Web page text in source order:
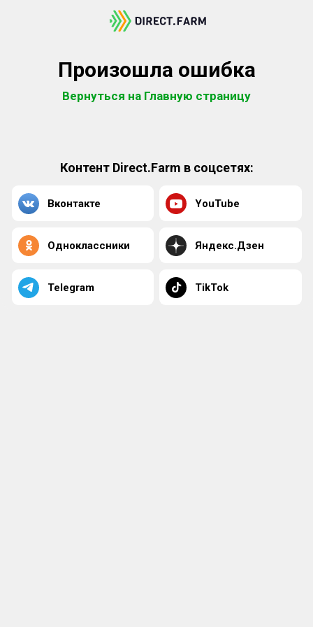
Произошла ошибка
Вернуться на Главную страницу
Контент Direct.Farm в соцсетях:
Вконтакте YouTube
Одноклассники Яндекс.Дзен
Telegram TikTok